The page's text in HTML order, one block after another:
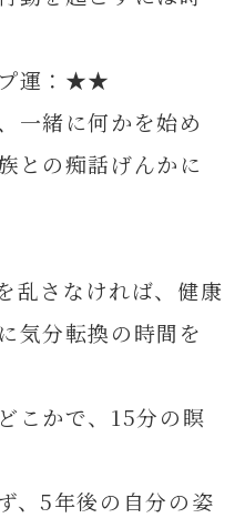
プ運：★★
一緒に何かを始め
との痴話げんかに
乱さなければ、健康
気分転換の時間を
こかで、15分の瞑
、5年後の自分の姿